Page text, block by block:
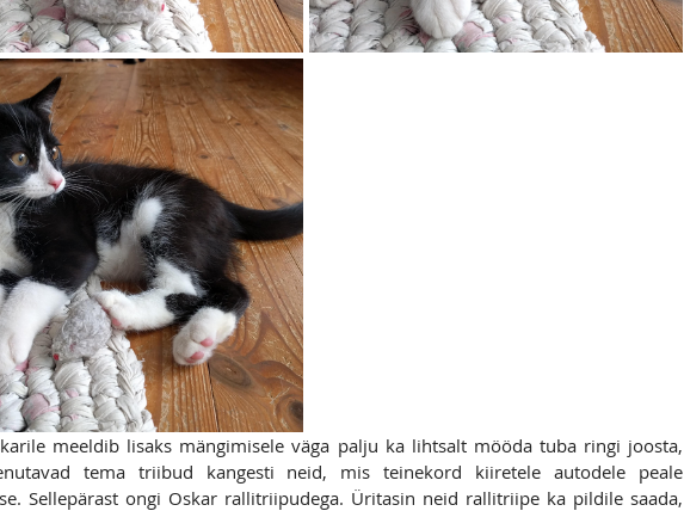
meeldib lisaks mängimisele väga palju ka lihtsalt mööda tuba ringi joosta,
tema triibud kangesti neid, mis teinekord kiiretele autodele peale
Sellepärast ongi Oskar rallitriipudega. Üritasin neid rallitriipe ka pildile saada,